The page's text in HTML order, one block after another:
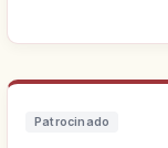
Patrocinado